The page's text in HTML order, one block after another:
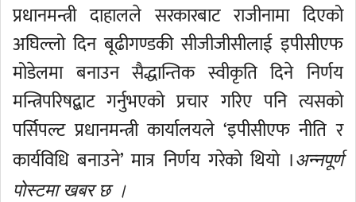
प्रधानमन्त्री दाहालले सरकारबाट राजीनामा दिएको
अघिल्लो दिन बूढीगण्डकी सीजीजीसीलाई इपीसीएफ
मोडेलमा बनाउन सैद्धान्तिक स्वीकृति दिने निर्णय
मन्त्रिपरिषद्बाट गर्नुभएको प्रचार गरिए पनि त्यसको
पर्सिपल्ट प्रधानमन्त्री कार्यालयले ‘इपीसीएफ नीति र
कार्यविधि बनाउने’ मात्र निर्णय गरेको थियो ।अन्नपूर्ण
पोस्टमा खबर छ ।